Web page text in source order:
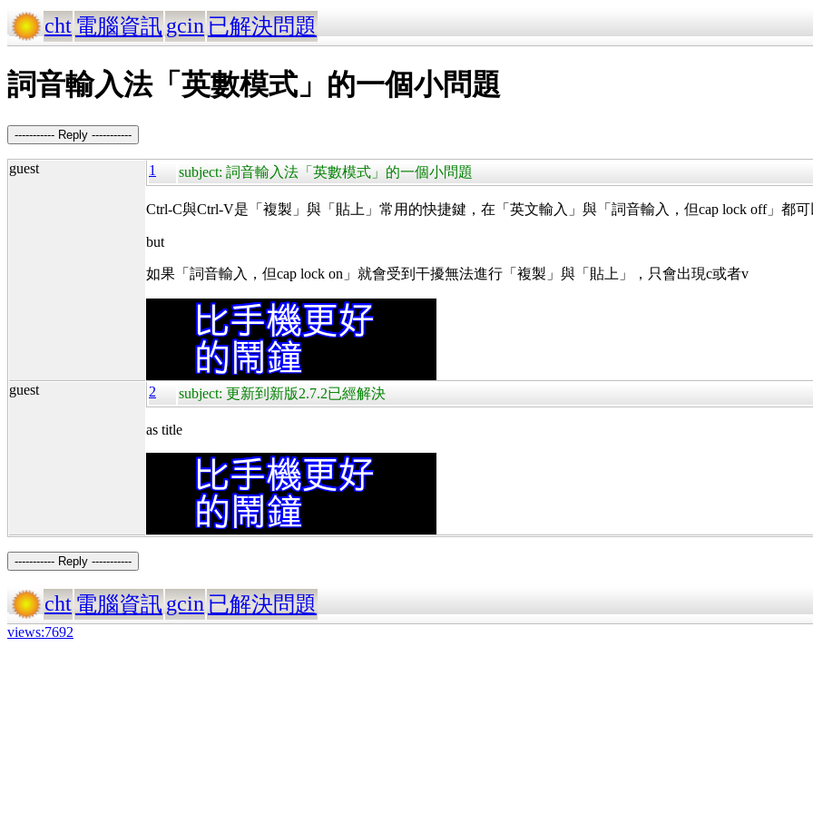
cht 電腦資訊 gcin 已解決問題
詞音輸入法「英數模式」的一個小問題
----------- Reply -----------
guest 1 subject: 詞音輸入法「英數模式」的一個小問題
Ctrl-C與Ctrl-V是「複製」與「貼上」常用的快捷鍵，在「英文輸入」與「詞音輸入，但cap lock off」都可
but
如果「詞音輸入，但cap lock on」就會受到干擾無法進行「複製」與「貼上」，只會出現c或者v
guest 2 subject: 更新到新版2.7.2已經解決
as title
----------- Reply -----------
cht 電腦資訊 gcin 已解決問題
views:7692